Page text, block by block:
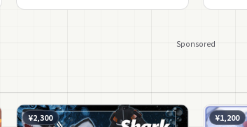
Sponsored
¥2,300 ¥1,200